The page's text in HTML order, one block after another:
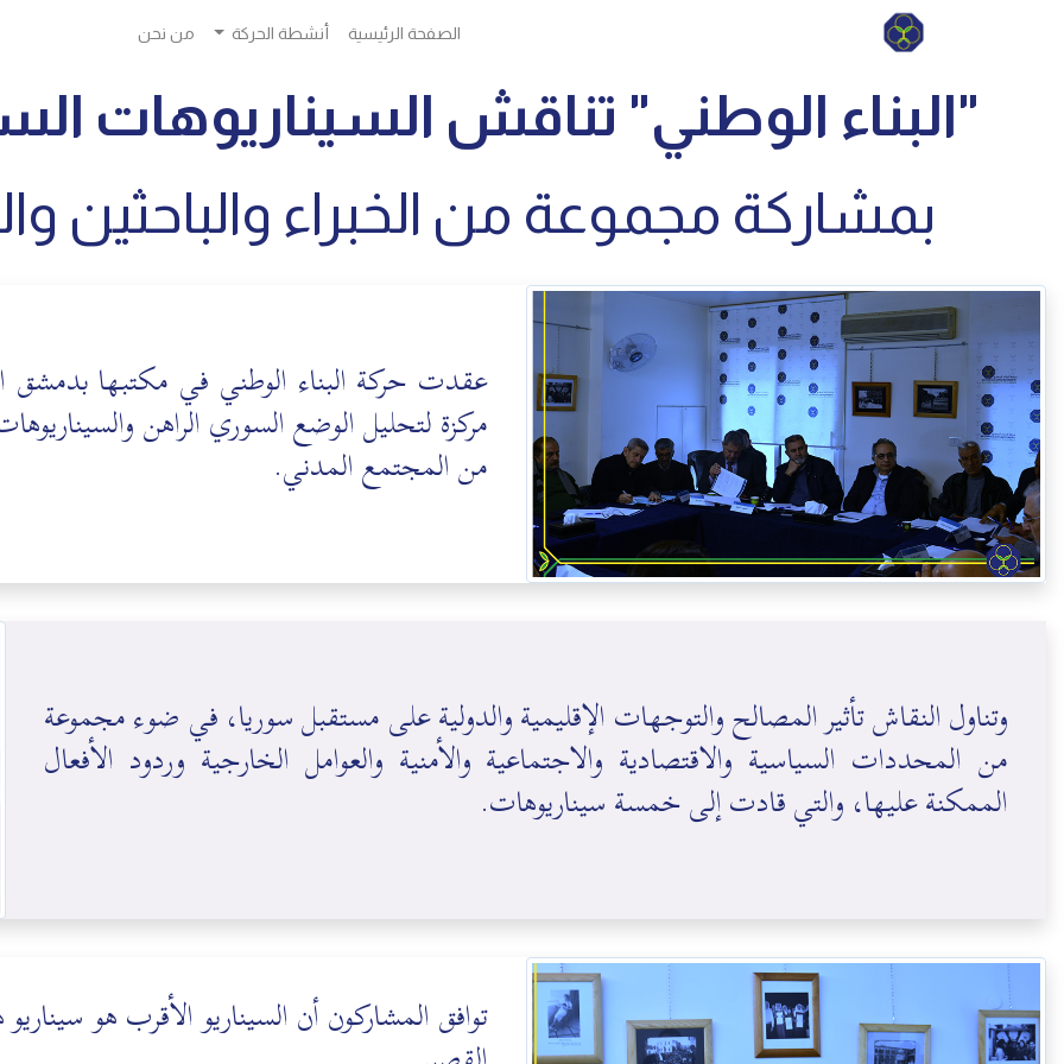
الصفحة الرئيسية أنشطة الحركة من نحن
"البناء الوطني" تناقش السيناريوهات
بمشاركة مجموعة من الخبراء والباحثين
مركزة لتحليل الوضع السوري الراهن
من المجتمع المدني.
وتناول النقاش تأثير المصالح والتوجهات الإقليمية والدولية على مستقبل سوريا، في ضوء مجموعة
من المحددات السياسية والاقتصادية والاجتماعية والأمنية والعوامل الخارجية وردود الأفعال
الممكنة عليها، والتي قادت إلى خمسة سيناريوهات.
توافق المشاركون أن السيناريو الأقرب هو
حركة مدنية اجتماعية تعمل على بناء الهوية السورية الجامعة
الشراكة والعدالة والتنمية